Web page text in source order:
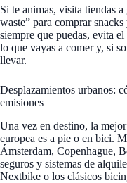
Si te animas, visita tiendas
waste” para comprar
siempre que puedas, evita
lo que vayas a comer y, si
llevar.
Desplazamientos urbanos:
emisiones
Una vez en destino, la
europea es a pie o en bici.
Ámsterdam, Copenhague,
seguros y sistemas de
Nextbike o los clásicos